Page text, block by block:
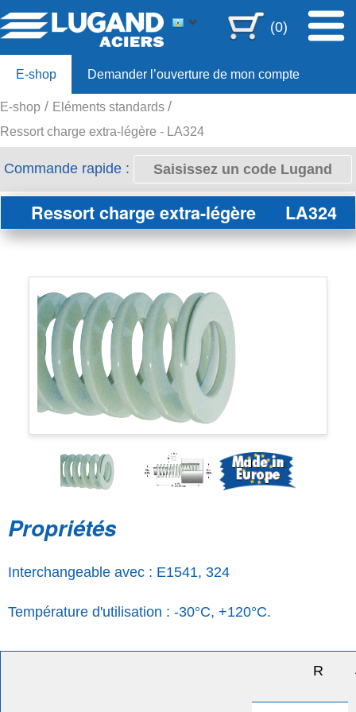
(0)
E-shop Demander l’ouverture de mon compte
Offre 80ans
E-shop
Eléments standards
Ressort charge extra-légère - LA324
Commande rapide :
Ressort charge extra-légère LA324
Propriétés
Interchangeable avec : E1541, 324
Température d'utilisation : -30°C, +120°C.
R